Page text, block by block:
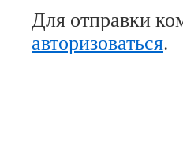
Для отправки
авторизоваться.